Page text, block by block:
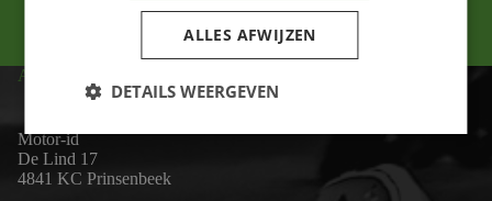
ADRES
Motor-id
De Lind 17
4841 KC Prinsenbeek
ALLES AFWIJZEN
DETAILS WEERGEVEN